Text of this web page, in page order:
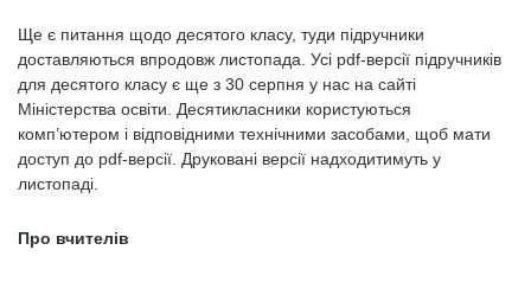
Ще є питання щодо десятого класу, туди підручники
доставляються впродовж листопада. Усі pdf-версії підручників
для десятого класу є ще з 30 серпня у нас на сайті
Міністерства освіти. Десятикласники користуються
комп’ютером і відповідними технічними засобами, щоб мати
доступ до pdf-версії. Друковані версії надходитимуть у
листопаді.
Про вчителів